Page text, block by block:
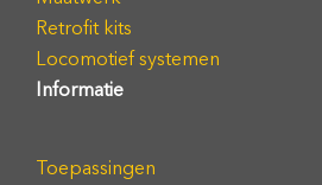
Retrofit kits
Locomotief systemen
Informatie
Toepassingen